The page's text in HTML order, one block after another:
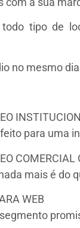
tipo de
no mesmo
para uma
COMERCIAL
mais é do
WEB